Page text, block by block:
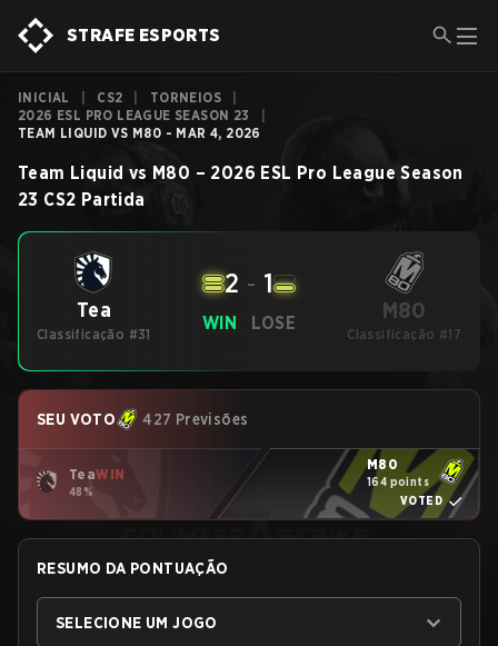
STRAFE ESPORTS
INICIAL CS2 TORNEIOS
2026 ESL PRO LEAGUE SEASON 23
TEAM LIQUID VS M80 - MAR 4, 2026
Team Liquid vs M80 – 2026 ESL Pro League Season
23 CS2 Partida
Tea
Classificação #31
WIN
2 - 1
LOSE M80
Classificação #17
SEU VOTO 427 Previsões
TeaWIN
48%
M80
164 points
VOTED
RESUMO DA PONTUAÇÃO
SELECIONE UM JOGO